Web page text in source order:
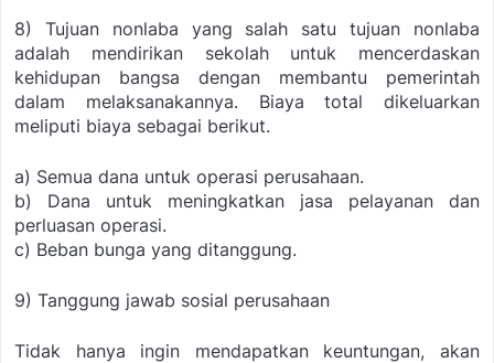
8) Tujuan nonlaba yang salah satu tujuan nonlaba
adalah mendirikan sekolah untuk mencerdaskan
kehidupan bangsa dengan membantu pemerintah
dalam melaksanakannya. Biaya total dikeluarkan
meliputi biaya sebagai berikut.
a) Semua dana untuk operasi perusahaan.
b) Dana untuk meningkatkan jasa pelayanan dan
perluasan operasi.
c) Beban bunga yang ditanggung.
9) Tanggung jawab sosial perusahaan
Tidak hanya ingin mendapatkan keuntungan, akan